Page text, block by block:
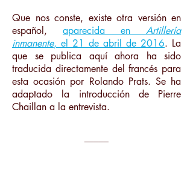
Que nos conste, existe otra versión en
español, aparecida en Artillería
inmanente, el 21 de abril de 2016. La
que se publica aquí ahora ha sido
traducida directamente del francés para
esta ocasión por Rolando Prats. Se ha
adaptado la introducción de Pierre
Chaillan a la entrevista.